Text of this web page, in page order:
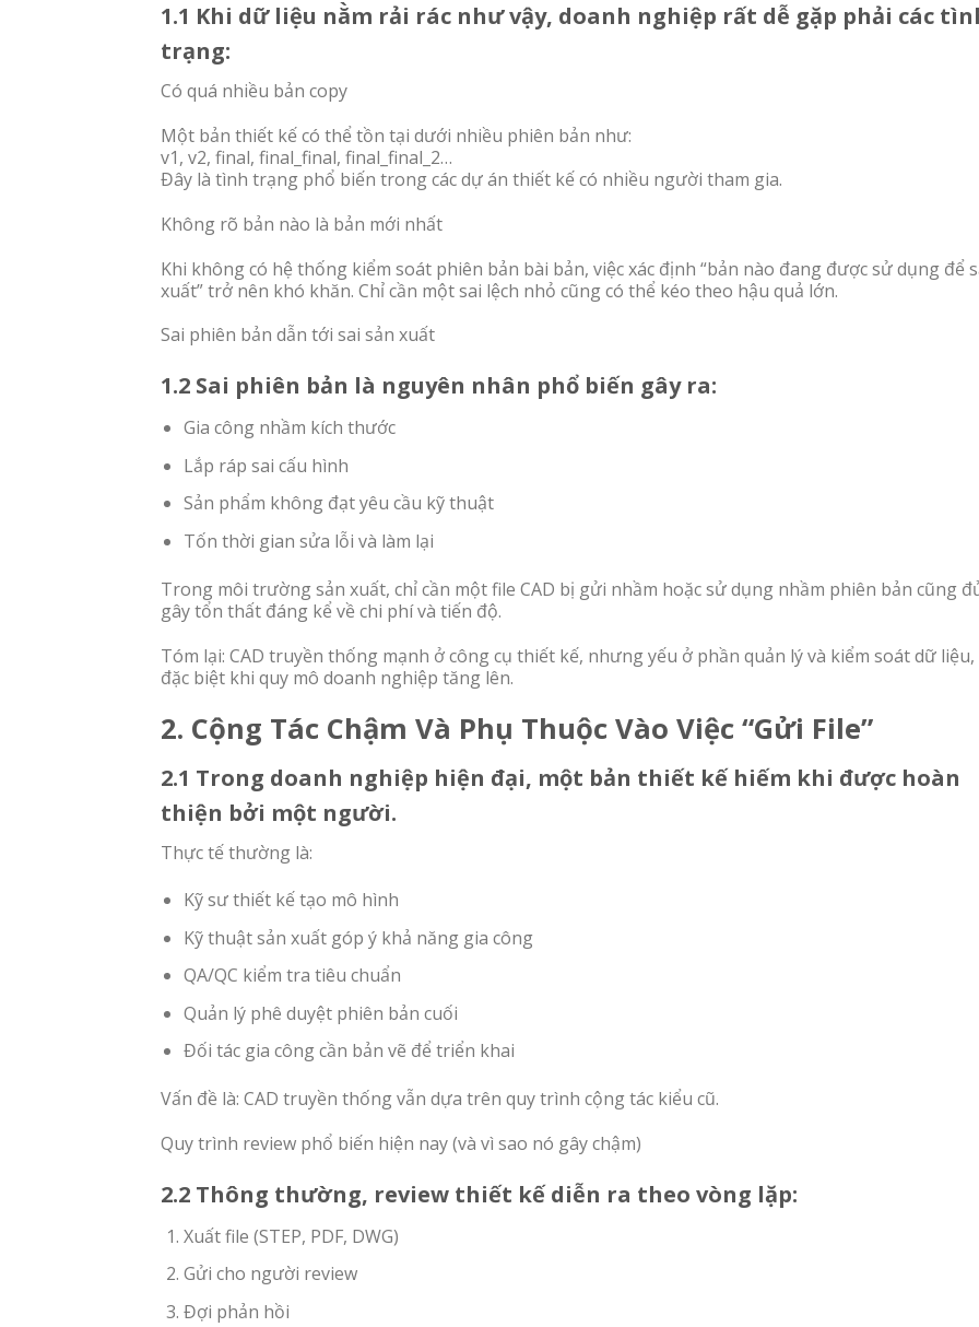
1.1 Khi dữ liệu nằm rải rác như vậy, doanh nghiệp rất dễ gặp phải các
trạng:
Có quá nhiều bản copy
Một bản thiết kế có thể tồn tại dưới nhiều phiên bản như:
v1, v2, final, final_final, final_final_2…
Đây là tình trạng phổ biến trong các dự án thiết kế có nhiều người tham gia.
Không rõ bản nào là bản mới nhất
Khi không có hệ thống kiểm soát phiên bản bài bản, việc xác định “bản nào đang được sử dụng để
xuất” trở nên khó khăn. Chỉ cần một sai lệch nhỏ cũng có thể kéo theo hậu quả lớn.
Sai phiên bản dẫn tới sai sản xuất
1.2 Sai phiên bản là nguyên nhân phổ biến gây ra:
Gia công nhầm kích thước
Lắp ráp sai cấu hình
Sản phẩm không đạt yêu cầu kỹ thuật
Tốn thời gian sửa lỗi và làm lại
Trong môi trường sản xuất, chỉ cần một file CAD bị gửi nhầm hoặc sử dụng nhầm phiên bản cũng
gây tổn thất đáng kể về chi phí và tiến độ.
Tóm lại: CAD truyền thống mạnh ở công cụ thiết kế, nhưng yếu ở phần quản lý và kiểm soát dữ liệu,
đặc biệt khi quy mô doanh nghiệp tăng lên.
2. Cộng Tác Chậm Và Phụ Thuộc Vào Việc “Gửi File”
2.1 Trong doanh nghiệp hiện đại, một bản thiết kế hiếm khi được hoàn
thiện bởi một người.
Thực tế thường là:
Kỹ sư thiết kế tạo mô hình
Kỹ thuật sản xuất góp ý khả năng gia công
QA/QC kiểm tra tiêu chuẩn
Quản lý phê duyệt phiên bản cuối
Đối tác gia công cần bản vẽ để triển khai
Vấn đề là: CAD truyền thống vẫn dựa trên quy trình cộng tác kiểu cũ.
Quy trình review phổ biến hiện nay (và vì sao nó gây chậm)
2.2 Thông thường, review thiết kế diễn ra theo vòng lặp:
Xuất file (STEP, PDF, DWG)
Gửi cho người review
Đợi phản hồi